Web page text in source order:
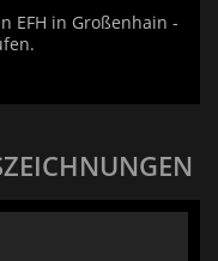
EFH in Großenhain -